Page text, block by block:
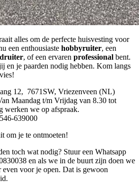
alles om de perfecte huisvesting voor
een enthousiaste hobbyruiter, een
, of een ervaren professional bent.
en je paarden nodig hebben. Kom langs
12, 7671SW, Vriezenveen (NL)
Maandag t/m Vrijdag van 8.30 tot
werken we op afspraak.
639000
om je te ontmoeten!
toch wat nodig? Stuur een Whatsapp
en als we in de buurt zijn doen we
even voor je open. Dat is gewoon